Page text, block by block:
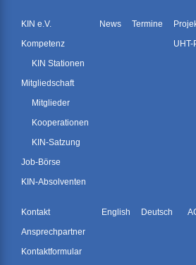
KIN e.V.
Kompetenz
KIN Stationen
Mitgliedschaft
Mitglieder
Kooperationen
KIN-Satzung
Job-Börse
KIN-Absolventen
News Termine
UHT-
Kontakt
Ansprechpartner
Kontaktformular
English Deutsch